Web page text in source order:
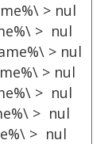
> nul
> nul
> nul
> nul
> nul
> nul
> nul